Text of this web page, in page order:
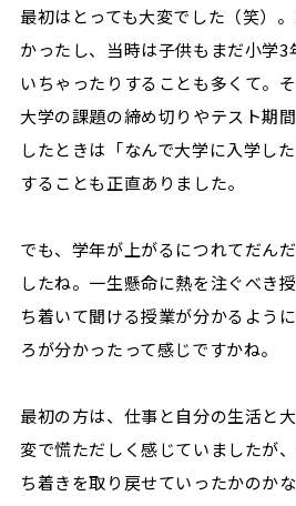
最初はとっても大変でした（笑）
かったし、当時は子供もまだ小学3
いちゃったりすることも多くて。
大学の課題の締め切りやテスト期
したときは「なんで大学に入学し
することも正直ありました。
でも、学年が上がるにつれてだん
したね。一生懸命に熱を注ぐべき
ち着いて聞ける授業が分かるよう
ろが分かったって感じですかね。
最初の方は、仕事と自分の生活と
変で慌ただしく感じていましたが
ち着きを取り戻せていったかのかな